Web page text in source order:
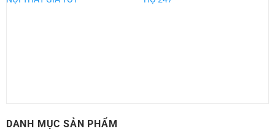
DANH MỤC SẢN PHẨM